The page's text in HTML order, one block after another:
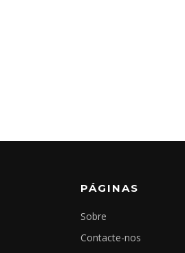
PÁGINAS
Sobre
Contacte-nos